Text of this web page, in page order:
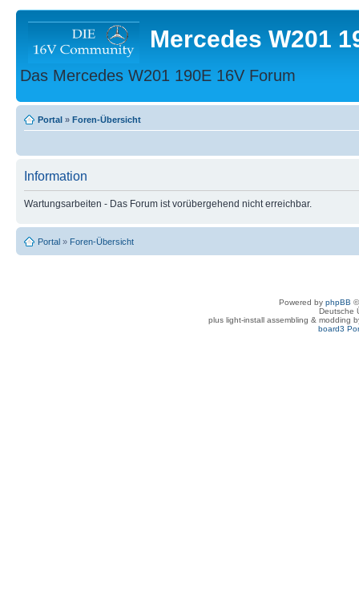
Mercedes W201
Das Mercedes W201 190E 16V Forum
Portal » Foren-Übersicht
Information
Wartungsarbeiten - Das Forum ist vorübergehend nicht erreichbar.
Portal » Foren-Übersicht
Powered by phpBB
Deutsche
plus light-install assembling & modding
board3